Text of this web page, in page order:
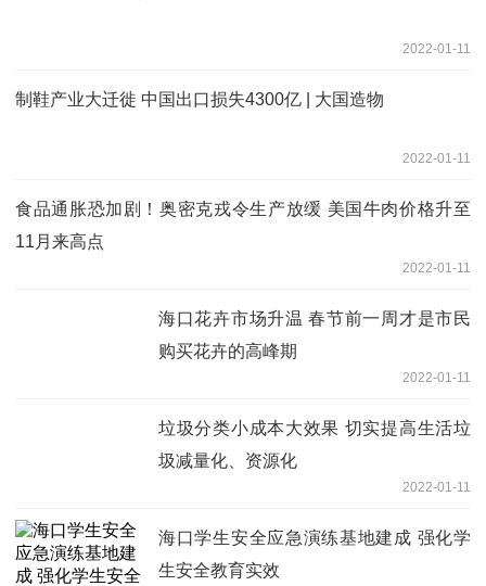
2022-01-11
制鞋产业大迁徙 中国出口损失4300亿 | 大国造物
2022-01-11
食品通胀恐加剧！奥密克戎令生产放缓 美国牛肉价格升至
11月来高点
2022-01-11
海口花卉市场升温 春节前一周才是市民
购买花卉的高峰期
2022-01-11
垃圾分类小成本大效果 切实提高生活垃
圾减量化、资源化
2022-01-11
海口学生安全应急演练基地建成 强化学
生安全教育实效